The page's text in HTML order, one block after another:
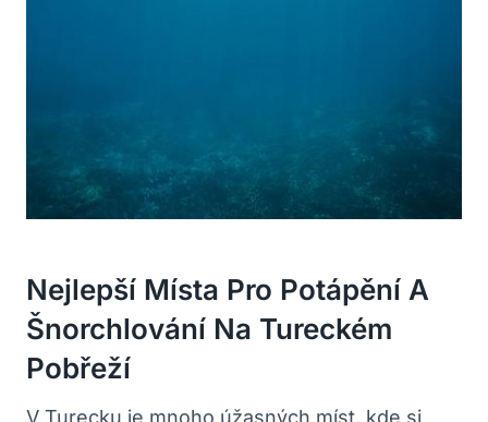
Nejlepší ⁤místa Pro ⁢potápění ⁣a
Šnorchlování Na ⁣tureckém‍
Pobřeží
V Turecku je mnoho‍ úžasných míst, kde si